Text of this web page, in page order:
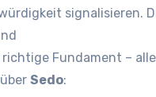
signalisieren.
richtige Fundament – alle
Sedo: